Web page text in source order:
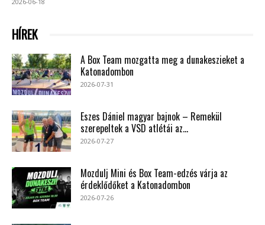
HÍREK
A Box Team mozgatta meg a dunakeszieket a
Katonadombon
2026-07-31
Eszes Dániel magyar bajnok – Remekül
szerepeltek a VSD atlétái az...
2026-07-27
Mozdulj Mini és Box Team-edzés várja az
érdeklődőket a Katonadombon
2026-07-26